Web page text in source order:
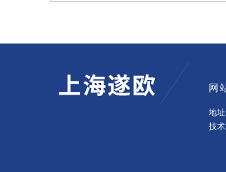
网
地
技